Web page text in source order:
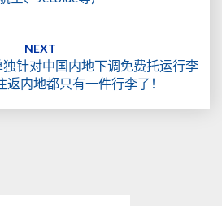
NEXT
针对中国内地下调免费托运行李
内地都只有一件行李了！